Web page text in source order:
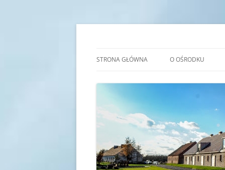
Przejdź
STRONA GŁÓWNA O OŚRODKU
KADRA
SALE EDUKACYJNE